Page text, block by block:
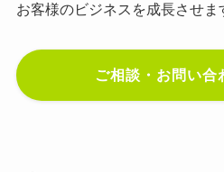
お客様のビジネスを成長させま
ご相談・お問い合